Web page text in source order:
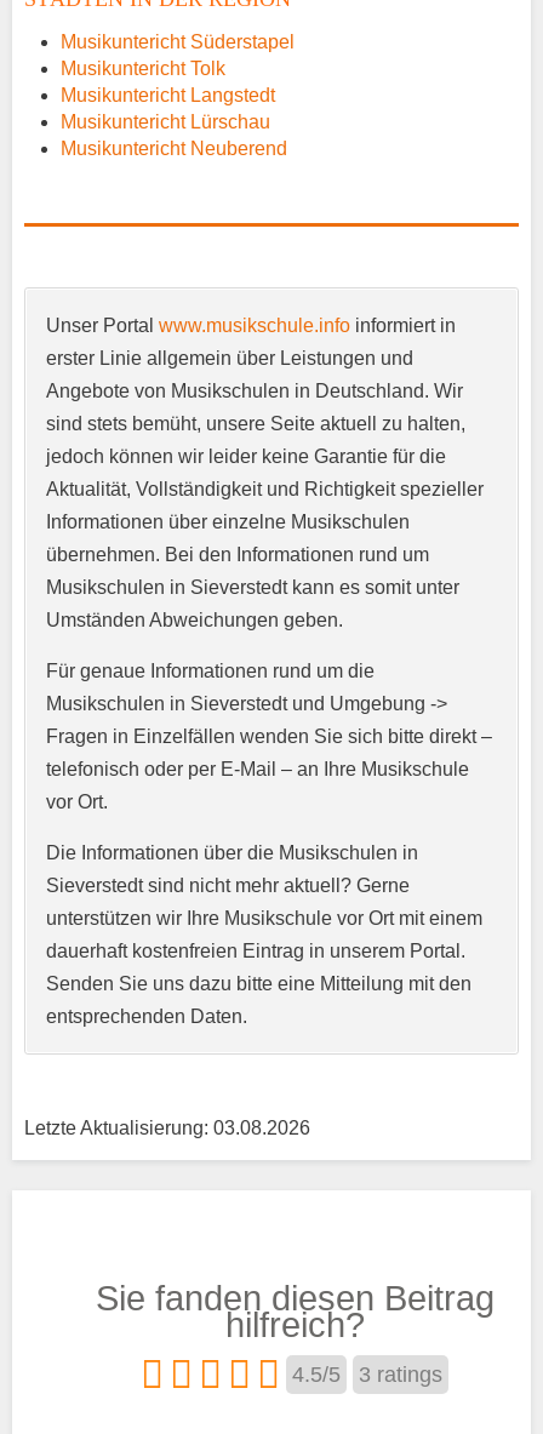
Anschrift
E-Mail-Adresse*
Kurzprofil der Musikschule*
Trägertyp*
Musikuntericht Süderstapel
Musikuntericht Tolk
Musikuntericht Langstedt
Musikuntericht Lürschau
Musikuntericht Neuberend
Unser Portal www.musikschule.info informiert in
erster Linie allgemein über Leistungen und
Angebote von Musikschulen in Deutschland. Wir
sind stets bemüht, unsere Seite aktuell zu halten,
jedoch können wir leider keine Garantie für die
Aktualität, Vollständigkeit und Richtigkeit spezieller
Informationen über einzelne Musikschulen
übernehmen. Bei den Informationen rund um
Musikschulen in Sieverstedt kann es somit unter
Umständen Abweichungen geben.
Für genaue Informationen rund um die
Musikschulen in Sieverstedt und Umgebung ->
Fragen in Einzelfällen wenden Sie sich bitte direkt –
telefonisch oder per E-Mail – an Ihre Musikschule
vor Ort.
Die Informationen über die Musikschulen in
Sieverstedt sind nicht mehr aktuell? Gerne
unterstützen wir Ihre Musikschule vor Ort mit einem
dauerhaft kostenfreien Eintrag in unserem Portal.
Senden Sie uns dazu bitte eine Mitteilung mit den
entsprechenden Daten.
Letzte Aktualisierung: 03.08.2026
Sie fanden diesen Beitrag
hilfreich?
4.5/5 3 ratings